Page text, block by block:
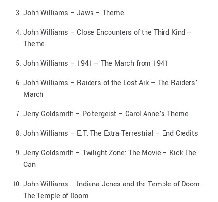
John Williams – Jaws – Theme
John Williams – Close Encounters of the Third Kind –
Theme
John Williams – 1941 – The March from 1941
John Williams – Raiders of the Lost Ark – The Raiders’
March
Jerry Goldsmith – Poltergeist – Carol Anne’s Theme
John Williams – E.T. The Extra-Terrestrial – End Credits
Jerry Goldsmith – Twilight Zone: The Movie – Kick The
Can
John Williams – Indiana Jones and the Temple of Doom –
The Temple of Doom